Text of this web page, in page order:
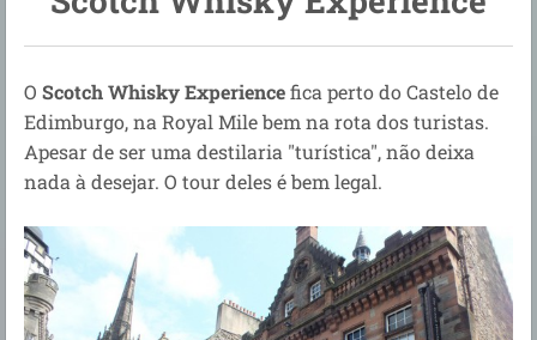
O Scotch Whisky Experiencefica perto do Castelo de
Edimburgo, na Royal Mile bem na rota dos turistas.
Apesar de ser uma destilaria "turística", não deixa
nada à desejar. O tour deles é bem legal.